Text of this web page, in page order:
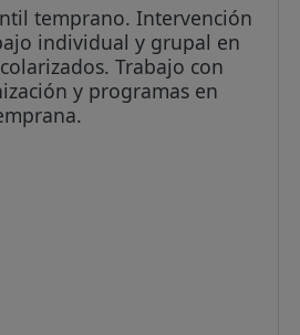
temprano. Intervención
individual y grupal en
Trabajo con
y programas en